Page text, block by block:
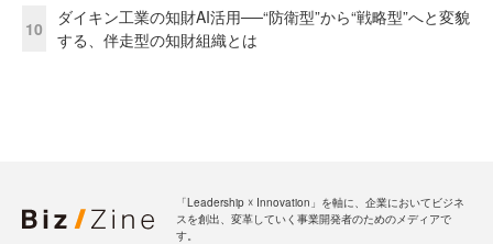
10
ダイキン工業の知財AI活用──“防衛型”から“戦略型”へと変貌
する、伴走型の知財組織とは
「Leadership ☓ Innovation」を軸に、企業においてビジネ
スを創出、変革していく事業開発者のためのメディアで
す。